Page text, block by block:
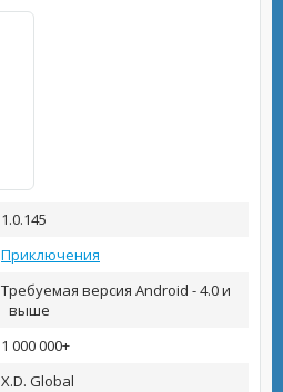
1.0.145
Приключения
Требуемая версия Android - 4.0 и
выше
1 000 000+
X.D. Global